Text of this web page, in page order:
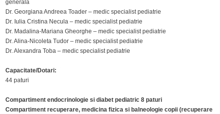
generala
Dr. Georgiana Andreea Toader – medic specialist pediatrie
Dr. Iulia Cristina Necula – medic specialist pediatrie
Dr. Madalina-Mariana Gheorghe – medic specialist pediatrie
Dr. Alina-Nicoleta Tudor – medic specialist pediatrie
Dr. Alexandra Toba – medic specialist pediatrie
Capacitate/Dotari:
44 paturi
Compartiment endocrinologie si diabet pediatric 8 paturi
Compartiment recuperare, medicina fizica si balneologie copii (recuperare